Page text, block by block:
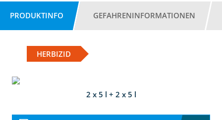
PRODUKTINFO GEFAHRENINFORMATIONEN
HERBIZID
2 x 5 l + 2 x 5 l